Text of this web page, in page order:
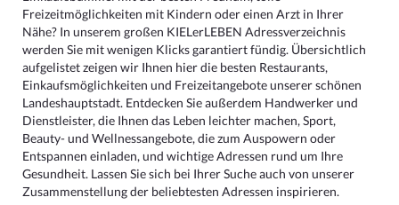
Freizeitmöglichkeiten mit Kindern oder einen Arzt in Ihrer
Nähe? In unserem großen KIELerLEBEN Adressverzeichnis
werden Sie mit wenigen Klicks garantiert fündig. Übersichtlich
aufgelistet zeigen wir Ihnen hier die besten Restaurants,
Einkaufsmöglichkeiten und Freizeitangebote unserer schönen
Landeshauptstadt. Entdecken Sie außerdem Handwerker und
Dienstleister, die Ihnen das Leben leichter machen, Sport,
Beauty- und Wellnessangebote, die zum Auspowern oder
Entspannen einladen, und wichtige Adressen rund um Ihre
Gesundheit. Lassen Sie sich bei Ihrer Suche auch von unserer
Zusammenstellung der beliebtesten Adressen inspirieren.